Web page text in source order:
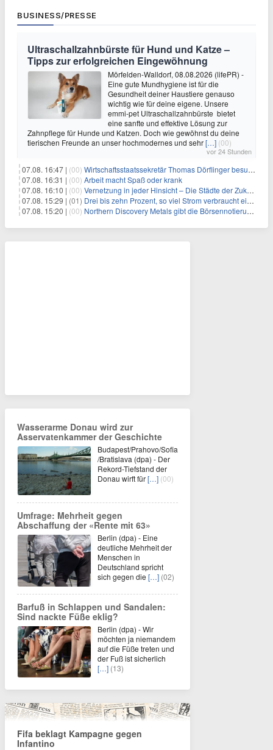
BUSINESS/PRESSE
Ultraschallzahnbürste für Hund und Katze –
Tipps zur erfolgreichen Eingewöhnung
Mörfelden-Walldorf, 08.08.2026 (lifePR) -
Eine gute Mundhygiene ist für die
Gesundheit deiner Haustiere genauso
wichtig wie für deine eigene. Unsere
emmi-pet Ultraschallzahnbürste bietet
eine sanfte und effektive Lösung zur
Zahnpflege für Hunde und Katzen. Doch wie gewöhnst du deine
tierischen Freunde an unser hochmodernes und sehr[…] (00)
vor 24 Stunden
07.08. 16:47 | (00) Wirtschaftsstaatssekretär Thomas Dörflinger besucht Handwerksbetrieb im Kammerbezirk Freiburg
07.08. 16:31 | (00) Arbeit macht Spaß oder krank
07.08. 16:10 | (00) Vernetzung in jeder Hinsicht – Die Städte der Zukunft sind grün-blau
07.08. 15:29 | (01) Drei bis zehn Prozent, so viel Strom verbraucht ein Aufzug im Gebäude
07.08. 15:20 | (00) Northern Discovery Metals gibt die Börsennotierung an der Frankfurter Wertpapierbörse bekannt
Wasserarme Donau wird zur
Asservatenkammer der Geschichte
Budapest/Prahovo/Sofia
/Bratislava (dpa) - Der
Rekord-Tiefstand der
Donau wirft für[…] (00)
Umfrage: Mehrheit gegen
Abschaffung der «Rente mit 63»
Berlin (dpa) - Eine
deutliche Mehrheit der
Menschen in
Deutschland spricht
sich gegen die […] (02)
Barfuß in Schlappen und Sandalen:
Sind nackte Füße eklig?
Berlin (dpa) - Wir
möchten ja niemandem
auf die Füße treten und
der Fuß ist sicherlich
[…] (13)
Fifa beklagt Kampagne gegen
Infantino